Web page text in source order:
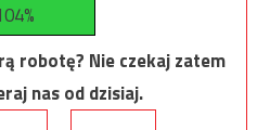
robotę? Nie czekaj zatem
nas od dzisiaj.